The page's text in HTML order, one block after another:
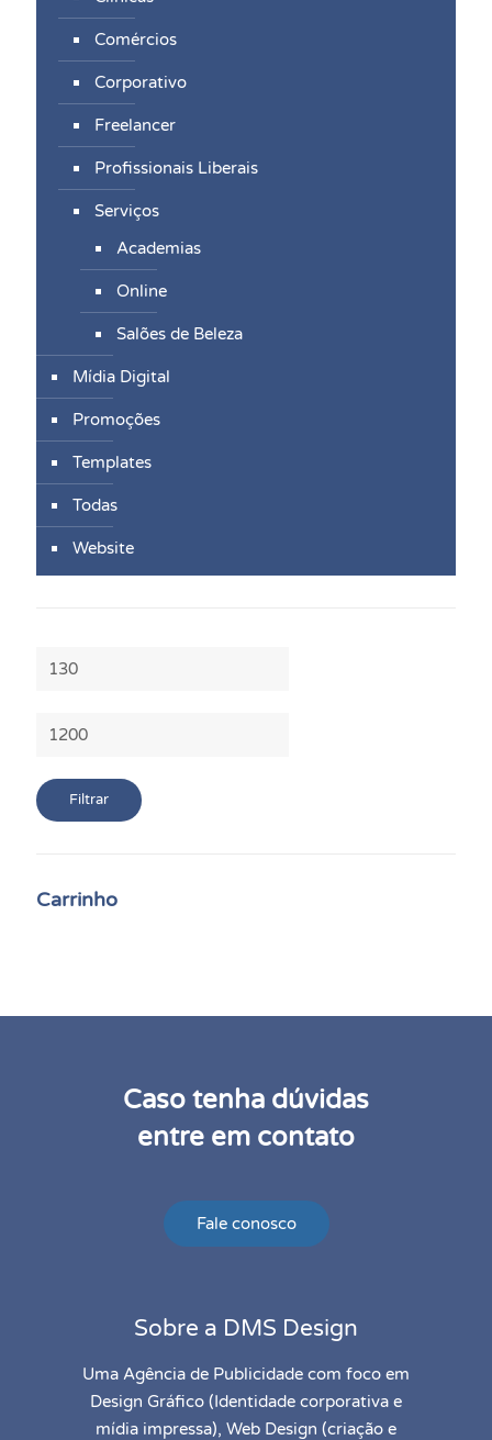
Comércios
Corporativo
Freelancer
Profissionais Liberais
Serviços
Academias
Online
Salões de Beleza
Mídia Digital
Promoções
Templates
Todas
Website
Preço
Preço
Filtrar
Carrinho
Caso tenha dúvidas
entre em contato
Fale conosco
Sobre a DMS Design
Uma Agência de Publicidade com foco em
Design Gráfico (Identidade corporativa e
mídia impressa), Web Design (criação e